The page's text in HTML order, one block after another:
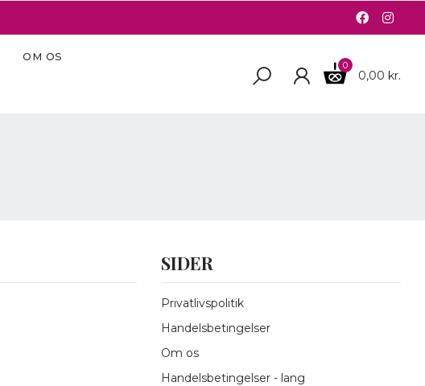
OM OS
0
0,00 kr.
SIDER
Privatlivspolitik
Handelsbetingelser
Om os
Handelsbetingelser - lang